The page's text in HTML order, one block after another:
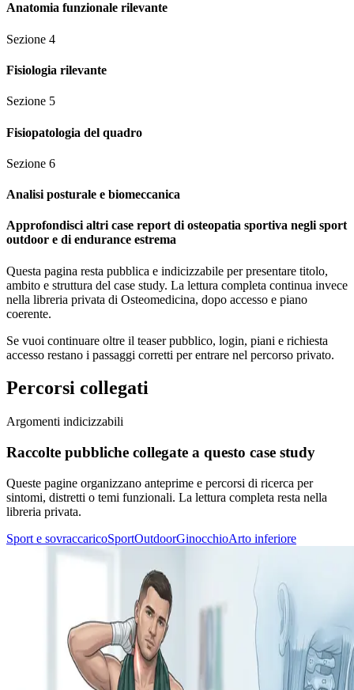
Anatomia funzionale rilevante
Sezione 4
Fisiologia rilevante
Sezione 5
Fisiopatologia del quadro
Sezione 6
Analisi posturale e biomeccanica
Approfondisci altri case report di osteopatia sportiva negli sport
outdoor e di endurance estrema
Questa pagina resta pubblica e indicizzabile per presentare titolo,
ambito e struttura del case study. La lettura completa continua invece
nella libreria privata di Osteomedicina, dopo accesso e piano
coerente.
Se vuoi continuare oltre il teaser pubblico, login, piani e richiesta
accesso restano i passaggi corretti per entrare nel percorso privato.
Percorsi collegati
Argomenti indicizzabili
Raccolte pubbliche collegate a questo case study
Queste pagine organizzano anteprime e percorsi di ricerca per
sintomi, distretti o temi funzionali. La lettura completa resta nella
libreria privata.
Sport e sovraccaricoSportOutdoorGinocchioArto inferiore